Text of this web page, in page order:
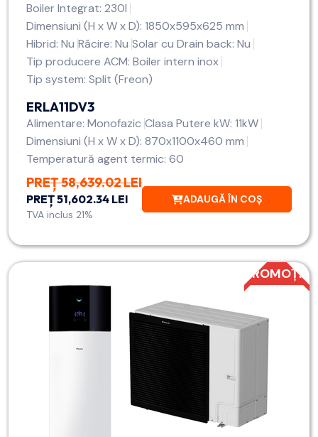
Boiler Integrat: 230l
Dimensiuni (H x W x D): 1850x595x625 mm
Hibrid: Nu Răcire: Nu Solar cu Drain back: Nu
Tip producere ACM: Boiler intern inox
Tip system: Split (Freon)
ERLA11DV3
Alimentare: Monofazic Clasa Putere kW: 11kW
Dimensiuni (H x W x D): 870x1100x460 mm
Temperatură agent termic: 60
PREȚ 58,639.02 LEI
PREȚ 51,602.34 LEI
TVA inclus 21%
ADAUGĂ ÎN COȘ
PROMOȚIE